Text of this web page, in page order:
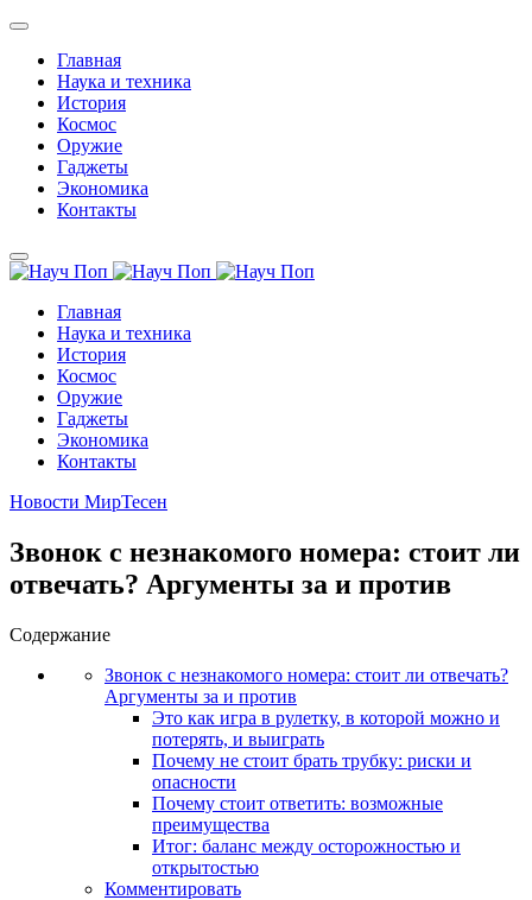
Главная
Наука и техника
История
Космос
Оружие
Гаджеты
Экономика
Контакты
Главная
Наука и техника
История
Космос
Оружие
Гаджеты
Экономика
Контакты
Новости МирТесен
Звонок с незнакомого номера: стоит ли
отвечать? Аргументы за и против
Содержание
Звонок с незнакомого номера: стоит ли отвечать?
Аргументы за и против
Это как игра в рулетку, в которой можно и
потерять, и выиграть
Почему не стоит брать трубку: риски и
опасности
Почему стоит ответить: возможные
преимущества
Итог: баланс между осторожностью и
открытостью
Комментировать